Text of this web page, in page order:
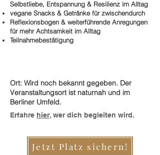
Selbstliebe, Entspannung & Resilienz im Alltag
vegane Snacks & Getränke für zwischendurch
Reflexionsbogen & weiterführende Anregungen
für mehr Achtsamkeit im Alltag
Teilnahmebestätigung
Ort: Wird noch bekannt gegeben. Der
Veranstaltungsort ist naturnah und im
Berliner Umfeld.
Erfahre hier, wer dich begleiten wird.
Jetzt Platz sichern!